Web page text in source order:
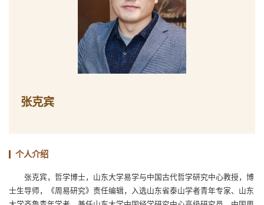
张克宾
个人介绍
张克宾，哲学博士，山东大学易学与中国古代哲学研究中心教授，博
士生导师，《周易研究》责任编辑，入选山东省泰山学者青年专家、山东